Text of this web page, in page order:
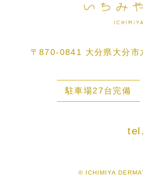
〒870-0841 大分県大分
駐車場27台完備
© ICHIMIYA